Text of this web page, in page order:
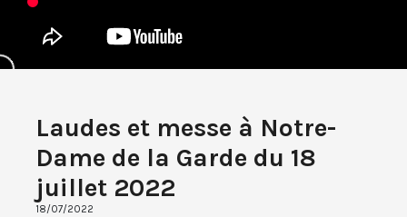
Laudes et messe à Notre-
Dame de la Garde du 18
juillet 2022
18/07/2022